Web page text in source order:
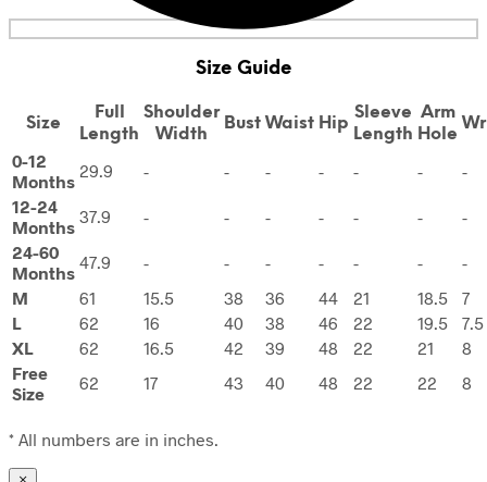
Size Guide
Size
Full
Length
Shoulder
Width
Bust Waist Hip
Sleeve
Length
Arm
Hole
0-12
Months
29.9 - - - - - -
-
12-24
Months
37.9 - - - - - -
-
24-60
Months
47.9 - - - - - -
-
M
61 15.5 38 36 44 21 18.5
7
L
62 16 40 38 46 22 19.5
7.5
XL
62 16.5 42 39 48 22 21
8
Free
Size
62 17 43 40 48 22 22 8
* All numbers are in inches.